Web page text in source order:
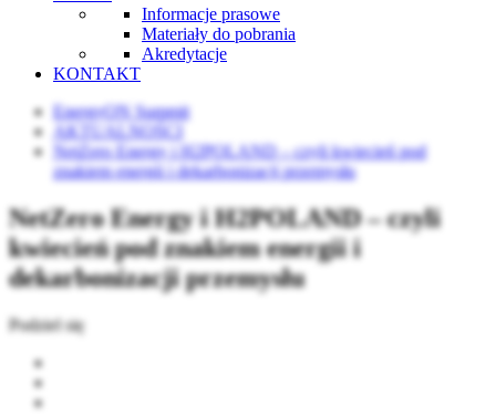
Informacje prasowe
Materiały do pobrania
Akredytacje
KONTAKT
EnergyON Summit
AKTUALNOŚCI
NetZero Energy i H2POLAND – czyli kwiecień pod
znakiem energii i dekarbonizacji przemysłu
NetZero Energy i H2POLAND – czyli
kwiecień pod znakiem energii i
dekarbonizacji przemysłu
Podziel się